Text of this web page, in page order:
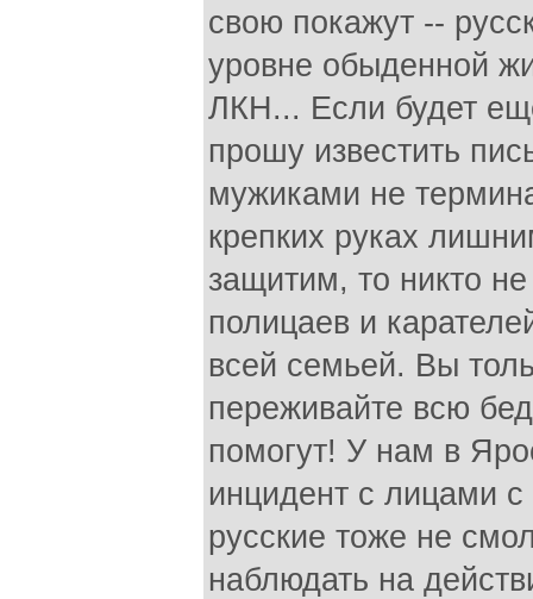
свою покажут --
уровне обыденной
ЛКН... Если будет
прошу известить
мужиками не
крепких руках
защитим, то никто
полицаев и
всей семьей. Вы
переживайте всю
помогут! У нам в
инцидент с лицами с
русские тоже не
наблюдать на